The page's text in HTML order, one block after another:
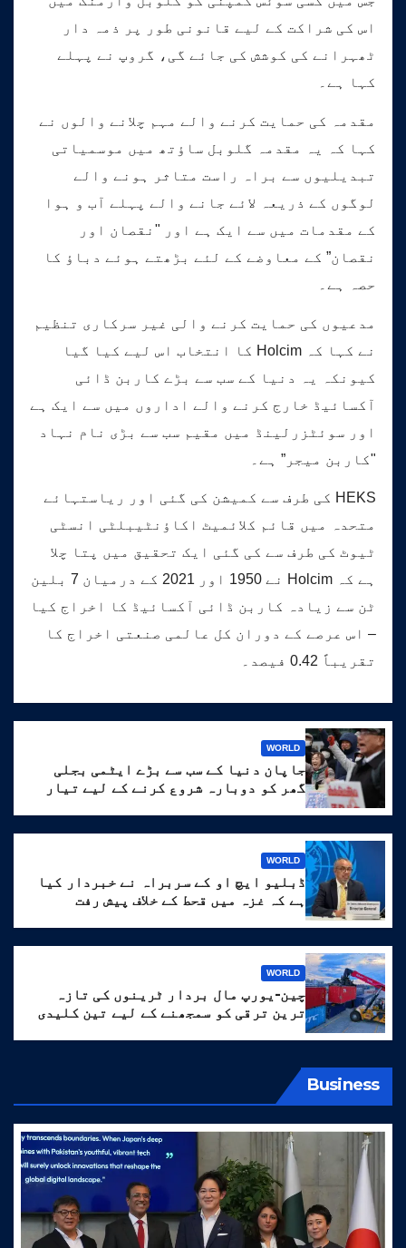
اس کی شراکت کے لیے قانونی طور پر ذمہ دار
ٹھہرانے کی کوشش کی جائے گی، گروپ نے پہلے
کہا ہے۔
مقدمہ کی حمایت کرنے والے مہم چلانے والوں نے
کہا کہ یہ مقدمہ گلوبل ساؤتھ میں موسمیاتی
تبدیلیوں سے براہ راست متاثر ہونے والے
لوگوں کے ذریعہ لائے جانے والے پہلے آب و ہوا
کے مقدمات میں سے ایک ہے اور "نقصان اور
نقصان” کے معاوضے کے لئے بڑھتے ہوئے دباؤ کا
حصہ ہے۔
مدعیوں کی حمایت کرنے والی غیر سرکاری تنظیم
نے کہا کہ Holcim کا انتخاب اس لیے کیا گیا
کیونکہ یہ دنیا کے سب سے بڑے کاربن ڈائی
آکسائیڈ خارج کرنے والے اداروں میں سے ایک ہے
اور سوئٹزرلینڈ میں مقیم سب سے بڑی نام نہاد
"کاربن میجر” ہے۔
HEKS کی طرف سے کمیشن کی گئی اور ریاستہائے
متحدہ میں قائم کلائمیٹ اکاؤنٹیبلٹی انسٹی
ٹیوٹ کی طرف سے کی گئی ایک تحقیق میں پتا چلا
ہے کہ Holcim نے 1950 اور 2021 کے درمیان 7 بلین
ٹن سے زیادہ کاربن ڈائی آکسائیڈ کا اخراج کیا
– اس عرصے کے دوران کل عالمی صنعتی اخراج کا
تقریباً 0.42 فیصد۔
WORLD
جاپان دنیا کے سب سے بڑے ایٹمی بجلی
گھر کو دوبارہ شروع کرنے کے لیے تیار
WORLD
ڈبلیو ایچ او کے سربراہ نے خبردار کیا
ہے کہ غزہ میں قحط کے خلاف پیش رفت
WORLD
چین-یورپ مال بردار ٹرینوں کی تازہ
ترین ترقی کو سمجھنے کے لیے تین کلیدی
Business